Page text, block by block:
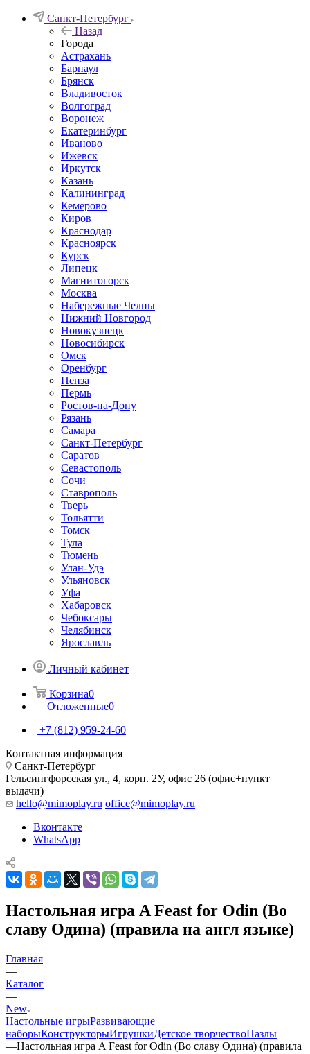
Санкт-Петербург
Назад
Города
Астрахань
Барнаул
Брянск
Владивосток
Волгоград
Воронеж
Екатеринбург
Иваново
Ижевск
Иркутск
Казань
Калининград
Кемерово
Киров
Краснодар
Красноярск
Курск
Липецк
Магнитогорск
Москва
Набережные Челны
Нижний Новгород
Новокузнецк
Новосибирск
Омск
Оренбург
Пенза
Пермь
Ростов-на-Дону
Рязань
Самара
Санкт-Петербург
Саратов
Севастополь
Сочи
Ставрополь
Тверь
Тольятти
Томск
Тула
Тюмень
Улан-Удэ
Ульяновск
Уфа
Хабаровск
Чебоксары
Челябинск
Ярославль
Личный кабинет
Корзина0
Отложенные0
+7 (812) 959-24-60
Контактная информация
Санкт-Петербург
Гельсингфорсская ул., 4, корп. 2У, офис 26 (офис+пункт
выдачи)
hello@mimoplay.ru office@mimoplay.ru
Вконтакте
WhatsApp
Настольная игра A Feast for Odin (Во
славу Одина) (правила на англ языке)
Главная
—
Каталог
—
New
Настольные игрыРазвивающие
наборыКонструкторыИгрушкиДетское творчествоПазлы
—Настольная игра A Feast for Odin (Во славу Одина) (правила